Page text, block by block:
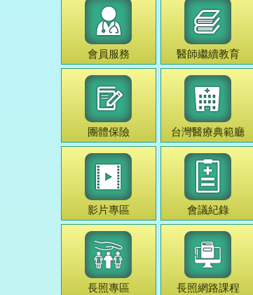
會員服務 醫師繼續教育
團體保險 台灣醫療典範廳
影片專區 會議紀錄
長照專區 長照網路課程